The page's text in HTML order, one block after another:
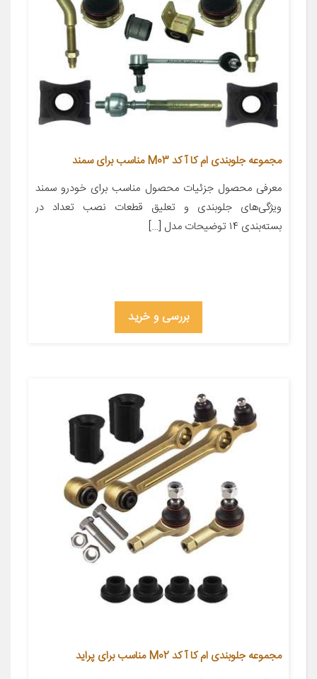
مجموعه جلوبندی ام کا آ کد M03 مناسب برای سمند
معرفی محصول جزئیات محصول مناسب برای خودرو سمند
ویژگی‌های جلوبندی و تعلیق قطعات نصب تعداد در
بسته‌بندی ۱۴ توضیحات مدل […]
بررسی و خرید
مجموعه جلوبندی ام کا آ کد M02 مناسب برای پراید